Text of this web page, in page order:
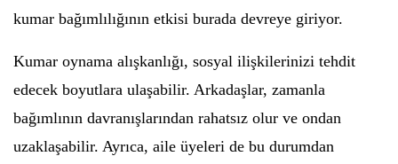
kumar bağımlılığının etkisi burada devreye giriyor.
Kumar oynama alışkanlığı, sosyal ilişkilerinizi tehdit
edecek boyutlara ulaşabilir. Arkadaşlar, zamanla
bağımlının davranışlarından rahatsız olur ve ondan
uzaklaşabilir. Ayrıca, aile üyeleri de bu durumdan